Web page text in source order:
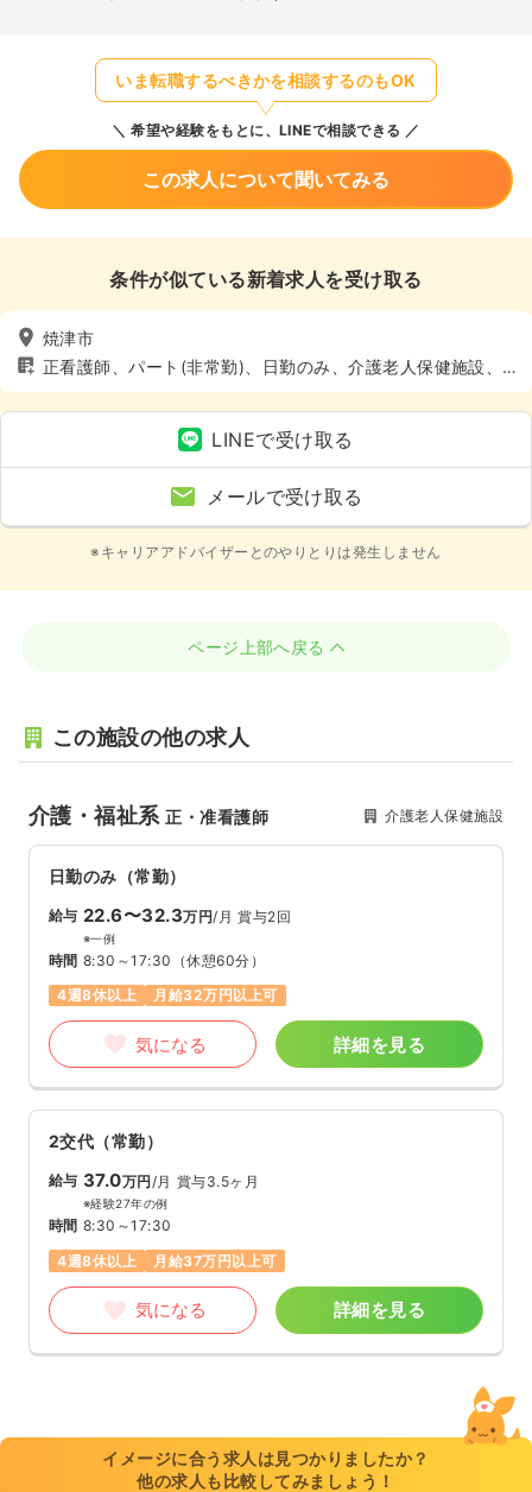
いま転職するべきかを相談するのもOK
希望や経験をもとに、LINEで相談できる
この求人について聞いてみる
条件が似ている新着求人を受け取る
焼津市
正看護師、パート(非常勤)、日勤のみ、介護老人保健施設、
介護・福祉系、4週8休以上
LINEで受け取る
メールで受け取る
※キャリアアドバイザーとのやりとりは発生しません
ページ上部へ戻る
この施設の他の求人
介護・福祉系正・准看護師 介護老人保健施設
日勤のみ（常勤）
給与 22.6〜32.3万円/月 賞与2回
※一例
時間 8:30～17:30 （休憩60分）
4週8休以上
月給32万円以上可
気になる 詳細を見る
2交代（常勤）
給与 37.0万円/月 賞与3.5ヶ月
※経験27年の例
時間 8:30～17:30
4週8休以上
月給37万円以上可
気になる 詳細を見る
イメージに合う求人は見つかりましたか？
他の求人も比較してみましょう！